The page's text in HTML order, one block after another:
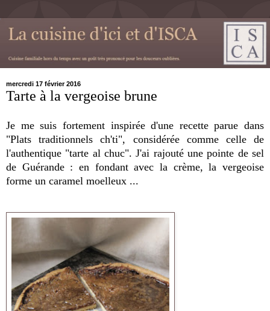
mercredi 17 février 2016
Tarte à la vergeoise brune
Je me suis fortement inspirée d'une recette parue dans
"Plats traditionnels ch'ti", considérée comme celle de
l'authentique "tarte al chuc". J'ai rajouté une pointe de sel
de Guérande : en fondant avec la crème, la vergeoise
forme un caramel moelleux ...